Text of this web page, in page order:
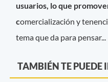
usuarios, lo que
comercialización y
tema que da para pensar...
TAMBIÉN TE PUEDE